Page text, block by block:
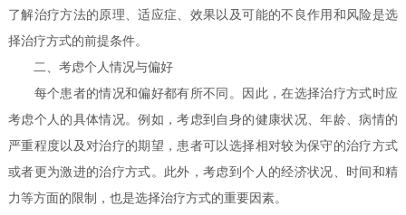
了解治疗方法的原理、适应症、效果以及可能的不良作用和风险是选
择治疗方式的前提条件。
二、考虑个人情况与偏好
每个患者的情况和偏好都有所不同。因此，在选择治疗方式时应
考虑个人的具体情况。例如，考虑到自身的健康状况、年龄、病情的
严重程度以及对治疗的期望，患者可以选择相对较为保守的治疗方式
或者更为激进的治疗方式。此外，考虑到个人的经济状况、时间和精
力等方面的限制，也是选择治疗方式的重要因素。